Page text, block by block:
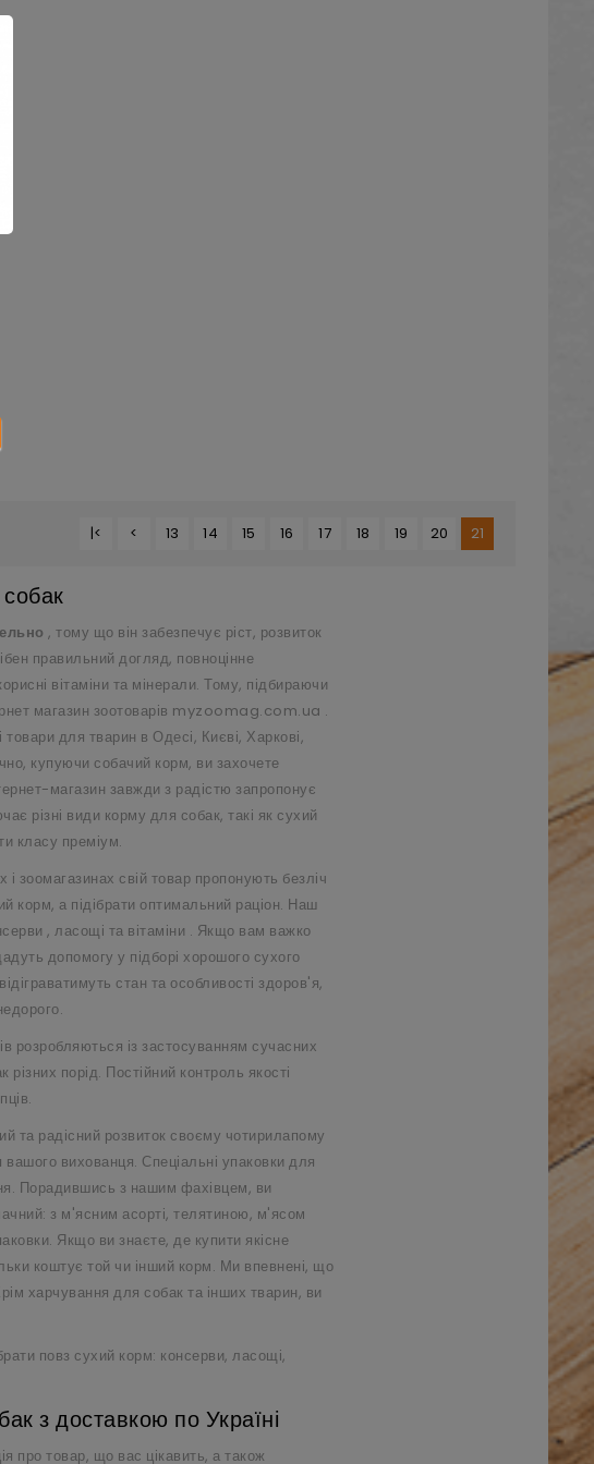
|< < 13 14 15 16 17 18 19 20 21
, тому що він забезпечує ріст, розвиток
правильний догляд, повноцінне
вітаміни та мінерали. Тому, підбираючи
магазин зоотоварів myzoomag.com.ua .
товари для тварин в Одесі, Києві, Харкові,
купуючи собачий корм, ви захочете
магазин завжди з радістю запропонує
різні види корму для собак, такі як сухий
класу преміум.
зоомагазинах свій товар пропонують безліч
корм, а підібрати оптимальний раціон. Наш
, ласощі та вітаміни . Якщо вам важко
допомогу у підборі хорошого сухого
стан та особливості здоров'я,
розробляються із застосуванням сучасних
порід. Постійний контроль якості
та радісний розвиток своєму чотирилапому
вашого вихованця. Спеціальні упаковки для
Порадившись з нашим фахівцем, ви
з м'ясним асорті, телятиною, м'ясом
Якщо ви знаєте, де купити якісне
коштує той чи інший корм. Ми впевнені, що
харчування для собак та інших тварин, ви
повз сухий корм: консерви, ласощі,
з доставкою по Україні
про товар, що вас цікавить, а також